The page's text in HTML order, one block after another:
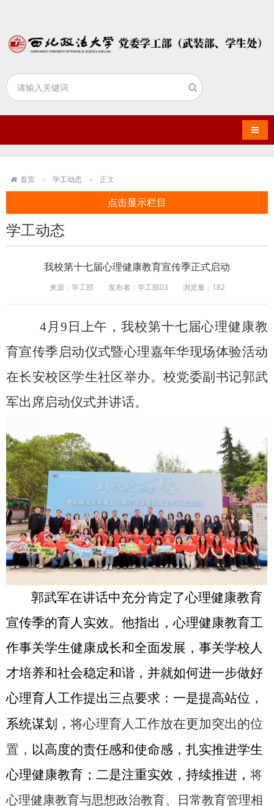
导航
首页 学工动态 正文
点击显示栏目
学工动态
我校第十七届心理健康教育宣传季正式启动
来源：学工部 发布者：学工部03 浏览量： 182
4 月9日上午，我校第十七届心理健康教
育宣传季启动仪式暨心理嘉年华现场体验活动
在长安校区学生社区举办。校党委副书记郭武
军出席启动仪式并讲话。
郭武军在讲话中充分肯定了心理健康教育
宣传季的育人实效。他指出，心理健康教育工
作事关学生健康成长和全面发展，事关学校人
才培养和社会稳定和谐，并就如何进一步做好
心理育人工作提出三点要求：一是提高站位，
系统谋划， 将心理育人工作放在更加突出的位
置， 以高度的责任感和使命感，扎实推进学生
心理健康教育；二是注重实效，持续推进， 将
心理健康教育与思想政治教育、日常教育管理相